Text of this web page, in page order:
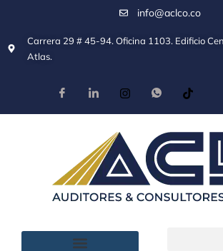
info@aclco.co
Carrera 29 # 45-94. Oficina 1103. Edificio
Atlas.